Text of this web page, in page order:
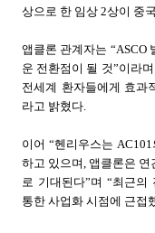
상으로 한 임상2상이 중
앱클론 관계자는 “ASCO
운 전환점이 될 것”이라며
전세계 환자들에게 효과
라고 밝혔다.
이어 “헨리우스는 AC101
하고 있으며,앱클론은 연
로 기대된다”며 “최근
통한 사업화 시점에 근접